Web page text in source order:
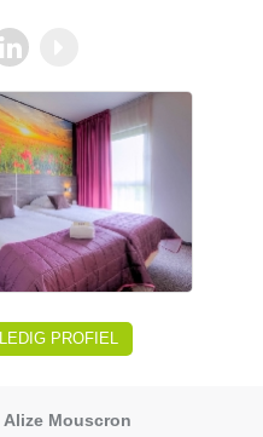
PROFIEL
Mouscron